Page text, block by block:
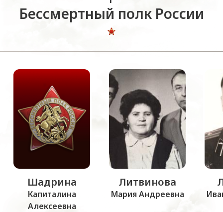
Бессмертный полк России
Шадрина
Капиталина
Алексеевна
Литвинова
Мария Андреевна